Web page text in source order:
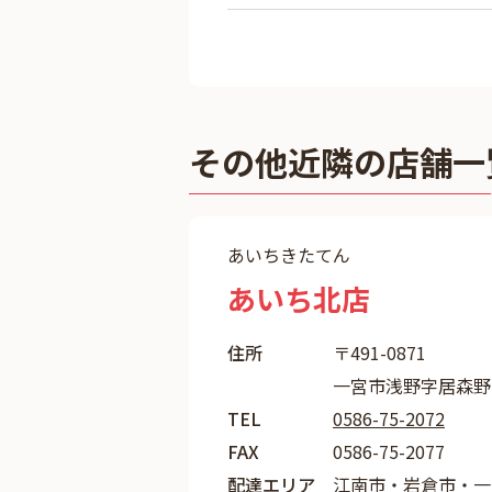
その他近隣の店舗
あいちきたてん
あいち北店
住所
〒491-0871
一宮市浅野字居森
TEL
0586-75-2072
FAX
0586-75-2077
配達エリア
江南市・岩倉市・